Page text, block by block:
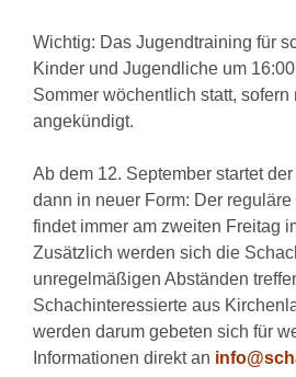
Wichtig: Das Jugendtraining für
Kinder und Jugendliche um
Sommer wöchentlich statt,
angekündigt.
Ab dem 12. September startet
dann in neuer Form: Der
findet immer am zweiten Freitag
Zusätzlich werden sich die
unregelmäßigen Abständen
Schachinteressierte aus
werden darum gebeten sich für
Informationen direkt an